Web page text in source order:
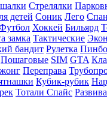
Стрелялки
детей Соник Лего
Хоккей Бильярд
замка Тактические
бандит Рулетка
Пошаговые SIM GTA
Переправа
Кубик-рубик
Тотали Спайс